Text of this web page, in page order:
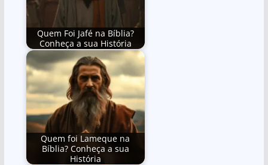
Quem Foi Jafé na Bíblia?
Conheça a sua História
Quem foi Lameque na
Bíblia? Conheça a sua
História